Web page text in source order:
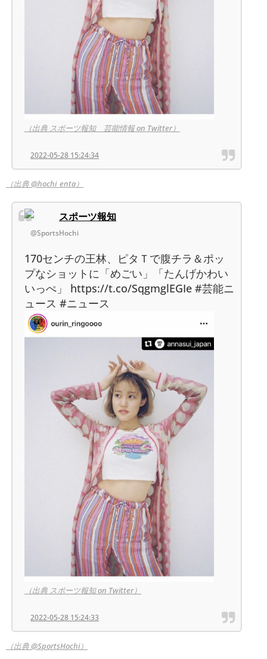
（出典 スポーツ報知 芸能情報 on Twitter）
2022-05-28 15:24:34
（出典 @hochi_enta）
スポーツ報知
@SportsHochi
170センチの王林、ピタＴで腹チラ＆ポッ
プなショットに「めごい」「たんげかわい
いっぺ」 https://t.co/SqgmglEGIe #芸能ニ
ュース #ニュース
（出典 スポーツ報知 on Twitter）
2022-05-28 15:24:33
（出典 @SportsHochi）